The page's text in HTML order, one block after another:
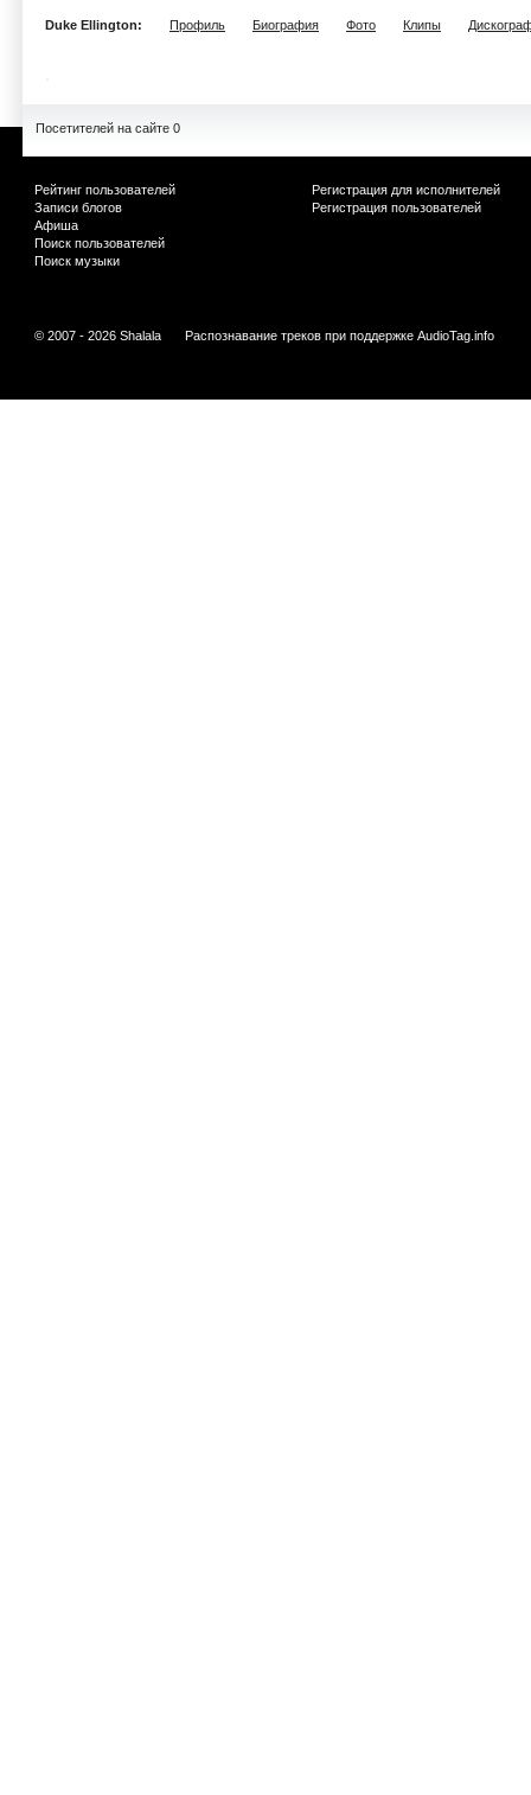
Duke Ellington: Профиль Биография Фото Клипы
Посетителей на сайте 0
Рейтинг пользователей
Записи блогов
Афиша
Поиск пользователей
Поиск музыки
Регистрация для исполнителей
Регистрация пользователей
© 2007 - 2026 Shalala Распознавание треков при поддержке AudioTag.info